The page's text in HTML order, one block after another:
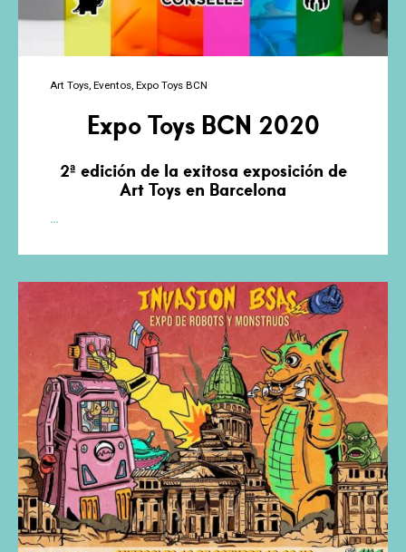
Art Toys Eventos Expo Toys BCN
Expo Toys BCN 2020
2ª edición de la exitosa exposición de
Art Toys en Barcelona
…
BCN
2020